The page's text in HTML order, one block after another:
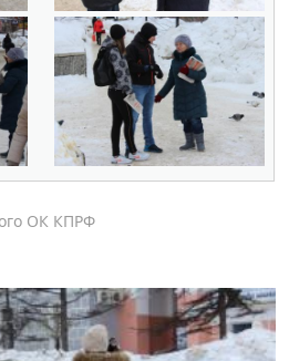
ОК КПРФ